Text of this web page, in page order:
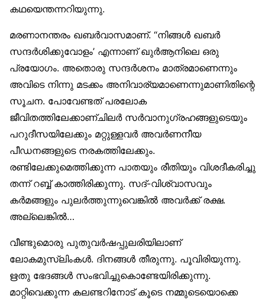
കഥയെന്തന്നറിയുന്നു.
മരണാനന്തരം ഖബര്‍വാസമാണ്. “നിങ്ങള്‍ ഖബര്‍
സന്ദര്‍ശിക്കുവോളം’ എന്നാണ് ഖുര്‍ആനിലെ ഒരു
പ്രയോഗം. അതൊരു സന്ദര്‍ശനം മാത്രമാണെന്നും
അവിടെ നിന്നു മടക്കം അനിവാര്യമാണെന്നുമാണിതിന്റെ
സൂചന. പോവേണ്ടത് പരലോക
ജീവിതത്തിലേക്കാണ്ചിലര്‍ സര്‍വാനുഗ്രഹങ്ങളുടെയും
പറുദീസയിലേക്കും മറ്റുള്ളവര്‍ അവര്‍ണനീയ
പീഡനങ്ങളുടെ നരകത്തിലേക്കും.
രണ്ടിലേക്കുമെത്തിക്കുന്ന പാതയും രീതിയും വിശദീകരിച്ചു
തന്ന് റബ്ബ് കാത്തിരിക്കുന്നു. സദ്-വിശ്വാസവും
കര്‍മങ്ങളും പുലര്‍ത്തുന്നുവെങ്കില്‍ അവര്‍ക്ക് രക്ഷ.
അല്ലെങ്കില്‍…
വീണ്ടുമൊരു പുതുവര്‍ഷപ്പുലരിയിലാണ്
ലോകമുസ്‌ലിംകള്‍. ദിനങ്ങള്‍ തീരുന്നു. പൂവിരിയുന്നു.
ഋതു ഭേദങ്ങള്‍ സംഭവിച്ചുകൊണ്ടേയിരിക്കുന്നു.
മാറ്റിവെക്കുന്ന കലണ്ടറിനോട് കൂടെ നമ്മുടെയൊക്കെ